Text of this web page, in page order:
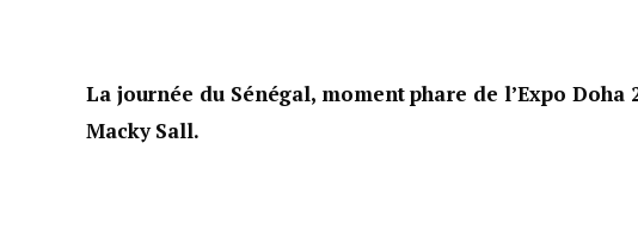
La journée du Sénégal, moment phare de l’Expo
Macky Sall.